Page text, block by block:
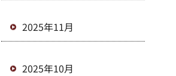
2025年11月
2025年10月